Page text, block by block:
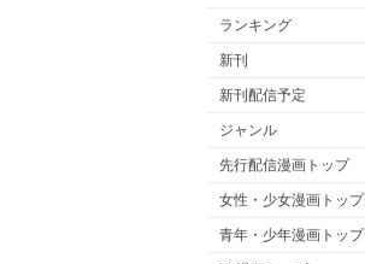
ランキング
新刊
新刊配信予定
ジャンル
先行配信漫画トップ
女性・少女漫画トップ
青年・少年漫画トップ